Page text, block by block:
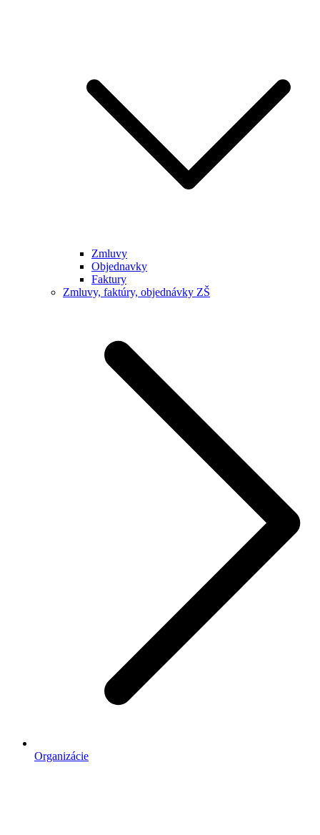
Zmluvy
Objednavky
Faktury
Zmluvy, faktúry, objednávky ZŠ
Organizácie